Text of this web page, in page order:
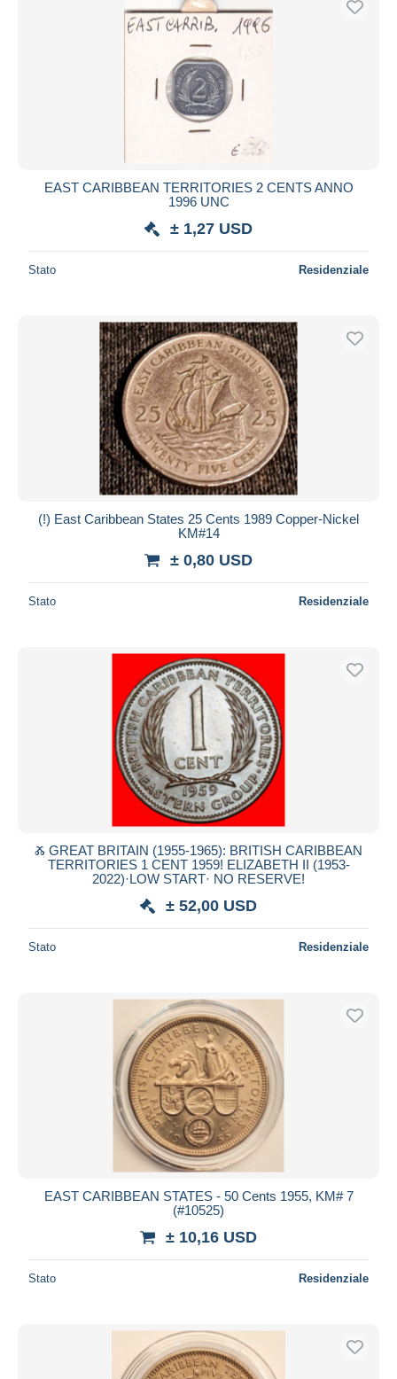
EAST CARIBBEAN TERRITORIES 2 CENTS ANNO
1996 UNC
± 1,27 USD
Stato Residenziale
(!) East Caribbean States 25 Cents 1989 Copper-Nickel
KM#14
± 0,80 USD
Stato Residenziale
Ⰶ GREAT BRITAIN (1955-1965): BRITISH CARIBBEAN
TERRITORIES 1 CENT 1959! ELIZABETH II (1953-
2022)·LOW START· NO RESERVE!
± 52,00 USD
Stato Residenziale
EAST CARIBBEAN STATES - 50 Cents 1955, KM# 7
(#10525)
± 10,16 USD
Stato Residenziale